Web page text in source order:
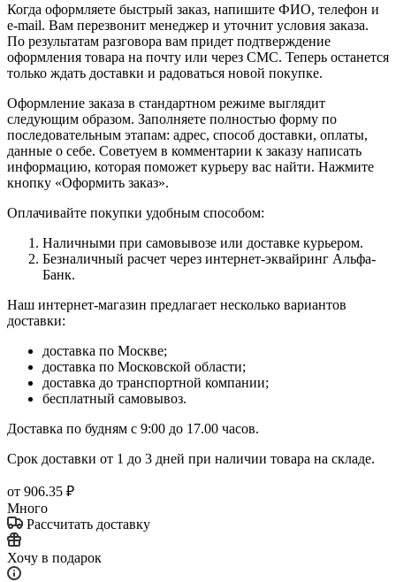
Когда оформляете быстрый заказ, напишите ФИО, телефон и
e-mail. Вам перезвонит менеджер и уточнит условия заказа.
По результатам разговора вам придет подтверждение
оформления товара на почту или через СМС. Теперь останется
только ждать доставки и радоваться новой покупке.
Оформление заказа в стандартном режиме выглядит
следующим образом. Заполняете полностью форму по
последовательным этапам: адрес, способ доставки, оплаты,
данные о себе. Советуем в комментарии к заказу написать
информацию, которая поможет курьеру вас найти. Нажмите
кнопку «Оформить заказ».
Оплачивайте покупки удобным способом:
Наличными при самовывозе или доставке курьером.
Безналичный расчет через интернет-эквайринг Альфа-
Банк.
Наш интернет-магазин предлагает несколько вариантов
доставки:
доставка по Москве;
доставка по Московской области;
доставка до транспортной компании;
бесплатный самовывоз.
Доставка по будням с 9:00 до 17.00 часов.
Срок доставки от 1 до 3 дней при наличии товара на складе.
от 906.35 ₽
Много
Рассчитать доставку
Хочу в подарок